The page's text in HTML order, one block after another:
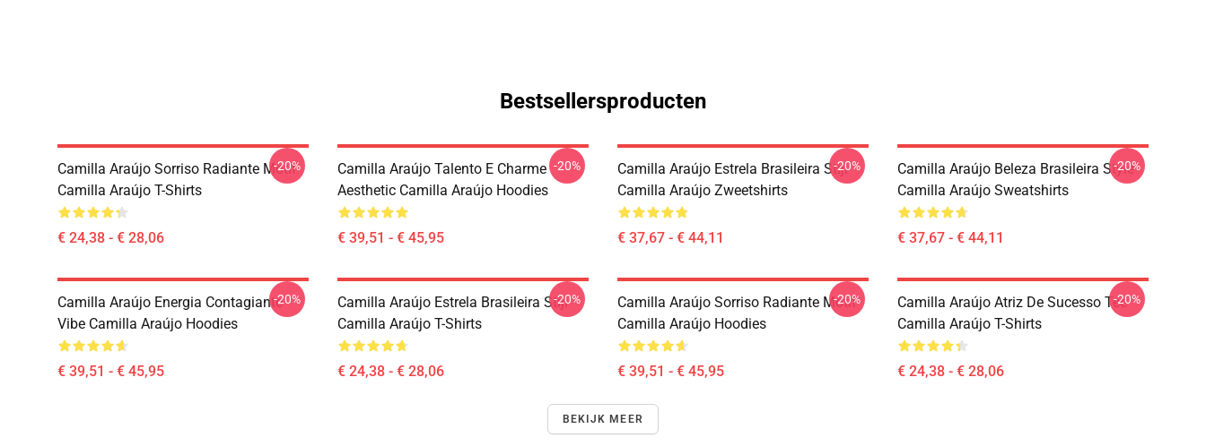
Bestsellersproducten
Camilla Araújo Sorriso Radiante Motif
Camilla Araújo T-Shirts
€ 24,38 - € 28,06
-20%
Camilla Araújo Talento E Charme
Aesthetic Camilla Araújo Hoodies
€ 39,51 - € 45,95
-20%
Camilla Araújo Estrela Brasileira Stijl
Camilla Araújo Zweetshirts
€ 37,67 - € 44,11
-20%
Camilla Araújo Beleza Brasileira Style
Camilla Araújo Sweatshirts
€ 37,67 - € 44,11
-20%
Camilla Araújo Energia Contagiante
Vibe Camilla Araújo Hoodies
€ 39,51 - € 45,95
-20%
Camilla Araújo Estrela Brasileira Stijl
Camilla Araújo T-Shirts
€ 24,38 - € 28,06
-20%
Camilla Araújo Sorriso Radiante Motif
Camilla Araújo Hoodies
€ 39,51 - € 45,95
-20%
Camilla Araújo Atriz De Sucesso Tee
Camilla Araújo T-Shirts
€ 24,38 - € 28,06
-20%
BEKIJK MEER